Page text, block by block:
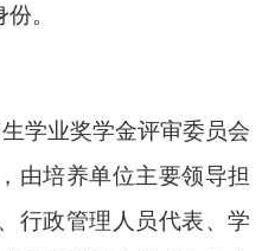
份。
学业奖学金评审委员会
由培养单位主要领导担
行政管理人员代表、学